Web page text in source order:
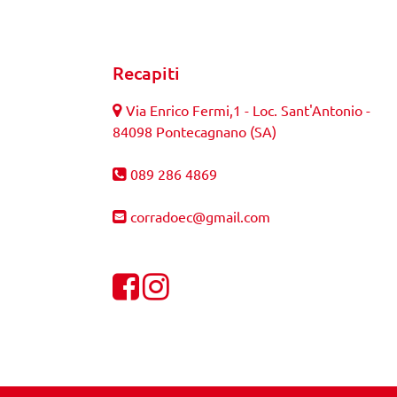
Recapiti
Via Enrico Fermi,1 - Loc. Sant'Antonio -
84098 Pontecagnano (SA)
089 286 4869
corradoec@gmail.com
Visualizza la nostra pagina Facebook
Visualizza il nostro profilo Instagram